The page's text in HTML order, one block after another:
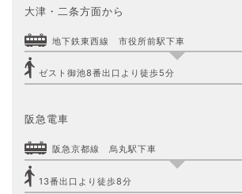
大津・二条方面から
地下鉄東西線 市役所前駅下車
ゼスト御池8番出口より徒歩5分
阪急電車
阪急京都線 烏丸駅下車
13番出口より徒歩8分